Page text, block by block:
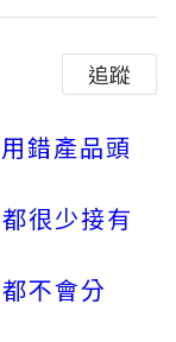
追蹤
錯產品頭
很少接有
不會分